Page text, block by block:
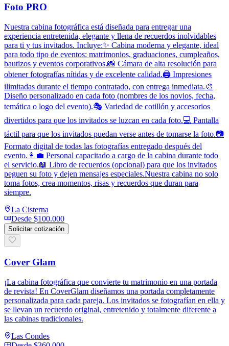
Foto PRO
Nuestra cabina fotográfica está diseñada para entregar una
experiencia entretenida, elegante y llena de recuerdos inolvidables
para ti y tus invitados. Incluye:✨ Cabina moderna y elegante, ideal
para todo tipo de eventos: matrimonios, graduaciones, cumpleaños,
bautizos y eventos corporativos.📸 Cámara de alta resolución para
obtener fotografías nítidas y de excelente calidad.🖨️ Impresiones
ilimitadas durante el tiempo contratado, con entrega inmediata.🎨
Diseño personalizado en cada foto (nombres de los novios, fecha,
temática o logo del evento).🎭 Variedad de cotillón y accesorios
divertidos para que los invitados se luzcan en cada foto.💻 Pantalla
táctil para que los invitados puedan verse antes de tomarse la foto.📷
Formato digital de todas las fotografías entregado después del
evento.👩‍💼 Personal capacitado a cargo de la cabina durante todo
el servicio.📖 Libro de recuerdos (opcional) para que los invitados
peguen su foto y dejen mensajes especiales.Nuestra cabina no solo
toma fotos, crea momentos, risas y recuerdos que duran para
siempre.
La Cisterna
Desde $100.000
Solicitar cotización
Cover Glam
¡La cabina fotográfica que convierte tu matrimonio en una portada
de revista! En CoverGlam diseñamos una portada completamente
personalizada para cada pareja. Los invitados se fotografían en ella y
se llevan un recuerdo original, entretenido y totalmente diferente a
las cabinas tradicionales.
Las Condes